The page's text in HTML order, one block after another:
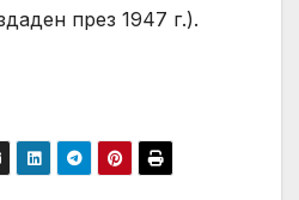
през 1947 г.).